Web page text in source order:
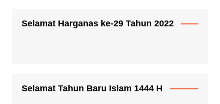
Selamat Harganas ke-29 Tahun 2022
Selamat Tahun Baru Islam 1444 H